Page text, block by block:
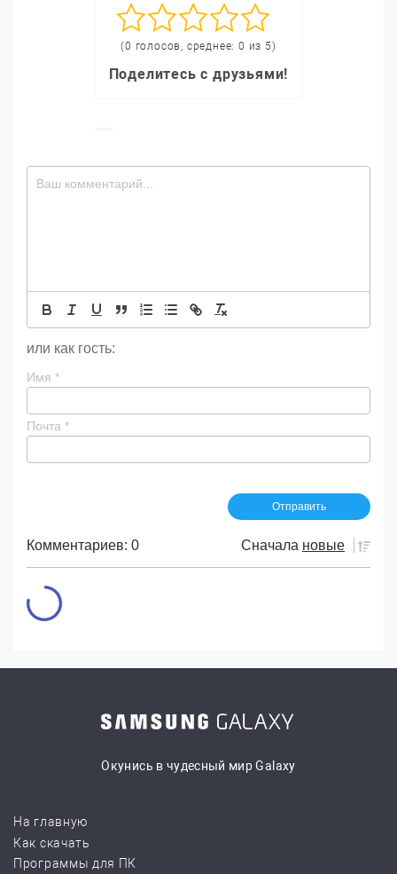
(0 голосов, среднее: 0 из 5)
Поделитесь с друзьями!
или как гость:
Имя *
Почта *
Комментариев: 0 Сначала новые
Окунись в чудесный мир Galaxy
На главную
Как скачать
Программы для ПК